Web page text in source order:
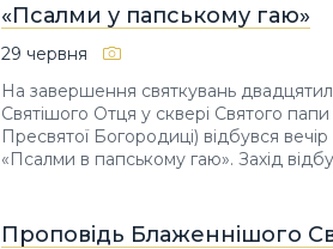
«Псалми у папському гаю»
29 червня
На завершення святкувань
Святішого Отця у сквері Святого папи
Пресвятої Богородиці) відбувся
«Псалми в папському гаю». Захід
Проповідь Блаженнішого